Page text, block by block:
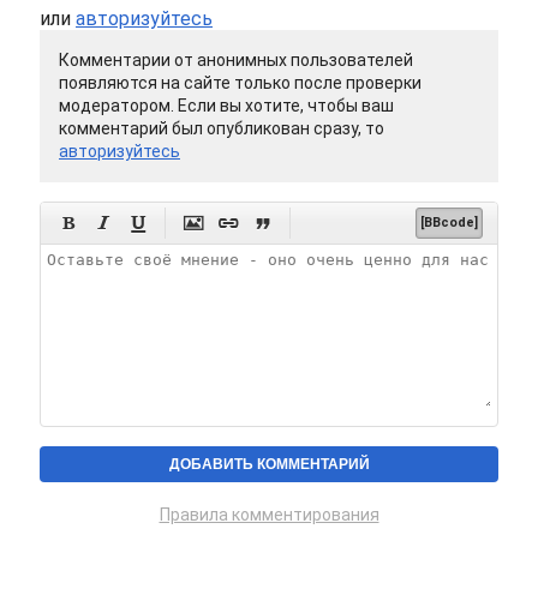
или авторизуйтесь
Комментарии от анонимных пользователей
появляются на сайте только после проверки
модератором. Если вы хотите, чтобы ваш
комментарий был опубликован сразу, то
авторизуйтесь
      [BBcode]
Правила комментирования